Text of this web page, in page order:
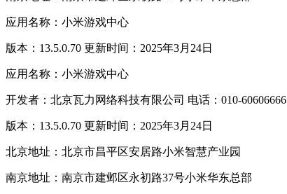
应用名称：小米游戏中心
版本：13.5.0.70 更新时间：2025年3月24日
应用名称：小米游戏中心
开发者：北京瓦力网络科技有限公司 电话：010-60606666
版本：13.5.0.70 更新时间：2025年3月24日
北京地址：北京市昌平区安居路小米智慧产业园
南京地址：南京市建邺区永初路37号小米华东总部